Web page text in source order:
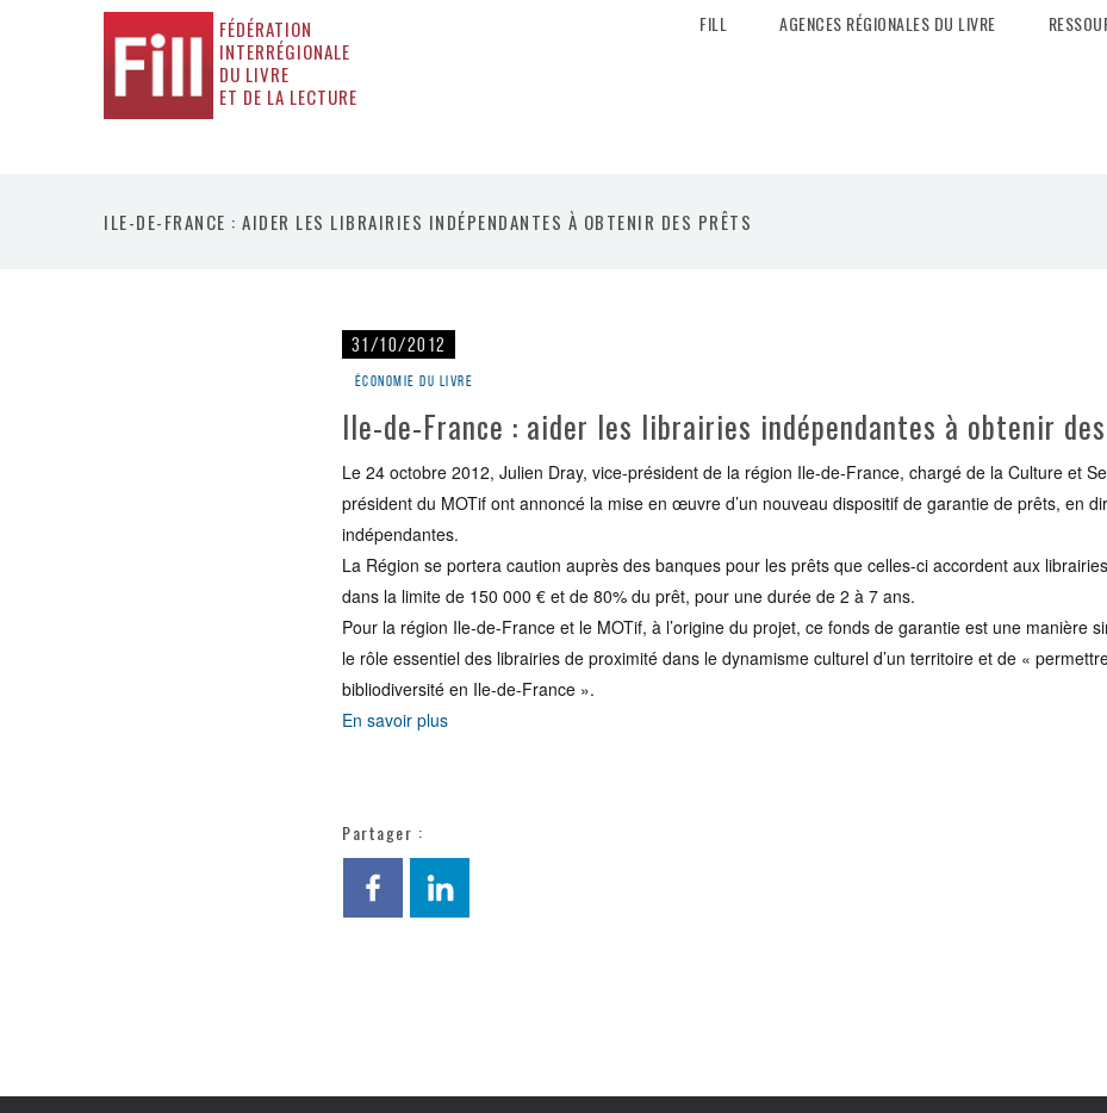
FÉDÉRATION
INTERRÉGIONALE
DU LIVRE
ET DE LA LECTURE
FILL AGENCES RÉGIONALES DU LIVRE
ILE-DE-FRANCE : AIDER LES LIBRAIRIES INDÉPENDANTES À OBTENIR DES PRÊTS
31/10/2012
Économie du livre
Ile-de-France : aider les librairies indépendantes à obtenir
Le 24 octobre 2012, Julien Dray, vice-président de la région Ile-de-France, chargé de la Culture et
président du MOTif ont annoncé la mise en œuvre d’un nouveau dispositif de garantie de prêts, en
indépendantes.
La Région se portera caution auprès des banques pour les prêts que celles-ci accordent aux
dans la limite de 150 000 € et de 80% du prêt, pour une durée de 2 à 7 ans.
Pour la région Ile-de-France et le MOTif, à l’origine du projet, ce fonds de garantie est une manière
le rôle essentiel des librairies de proximité dans le dynamisme culturel d’un territoire et de «
bibliodiversité en Ile-de-France ».
En savoir plus
Partager :